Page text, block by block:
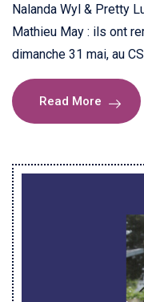
Nalanda Wyl & Pretty
Mathieu May : ils ont
dimanche 31 mai, au
Read More